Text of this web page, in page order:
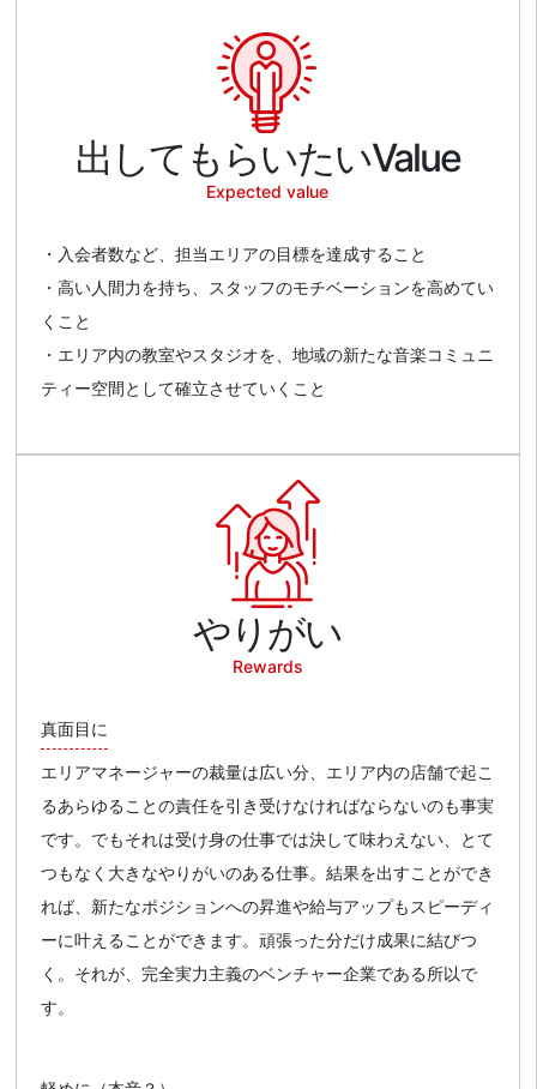
出してもらいたいValue
Expected value
・入会者数など、担当エリアの目標を達成すること
・高い人間力を持ち、スタッフのモチベーションを高めてい
くこと
・エリア内の教室やスタジオを、地域の新たな音楽コミュニ
ティー空間として確立させていくこと
やりがい
Rewards
真面目に
エリアマネージャーの裁量は広い分、エリア内の店舗で起こ
るあらゆることの責任を引き受けなければならないのも事実
です。でもそれは受け身の仕事では決して味わえない、とて
つもなく大きなやりがいのある仕事。結果を出すことができ
れば、新たなポジションへの昇進や給与アップもスピーディ
ーに叶えることができます。頑張った分だけ成果に結びつ
く。それが、完全実力主義のベンチャー企業である所以で
す。